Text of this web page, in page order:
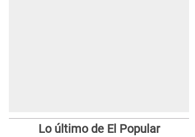
Lo último de El Popular